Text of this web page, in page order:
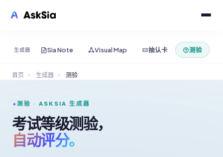
生成器 Sia Note Visual Map 抽认卡 测验
首页 › 生成器 › 测验
测验 · ASKSIA 生成器
考试等级测验，
自动评分。